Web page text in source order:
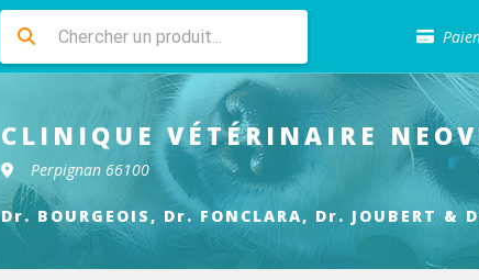
Livraison
Sélection
CLINIQUE VÉTÉRINAIRE
Perpignan 66100
Dr. BOURGEOIS, Dr. FONCLARA, Dr. JOUBERT &